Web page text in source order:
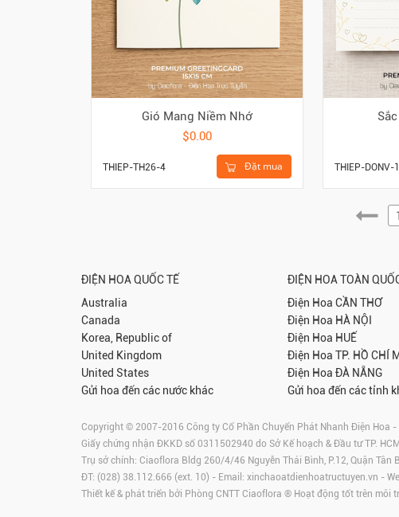
Gió Mang Niềm Nhớ
$0.00
Đặt mua
THIEP-TH26-4 THIEP-DONV-
ĐIỆN HOA QUỐC TẾ
Australia
Canada
Korea, Republic of
United Kingdom
United States
Gửi hoa đến các nước khác
ĐIỆN HOA TOÀN
Điện Hoa CẦN THƠ
Điện Hoa HÀ NỘI
Điện Hoa HUẾ
Điện Hoa TP. HỒ CHÍ
Điện Hoa ĐÀ NẴNG
Gửi hoa đến các tỉnh
Copyright © 2007-2016 Công ty Cổ Phần Chuyển Phát Nhanh Điện Hoa
Giấy chứng nhận ĐKKD số 0311502940 do Sở Kế hoạch & Đầu tư TP.
Trụ sở chính: Ciaoflora Bldg 260/4/46 Nguyễn Thái Bình, P.12, Quận Tân
ĐT: (028) 38.112.666 (ext. 10) - Email: xinchaoatdienhoatructuyen.vn -
Thiết kế & phát triển bởi Phòng CNTT Ciaoflora ® Hoạt động tốt trên môi